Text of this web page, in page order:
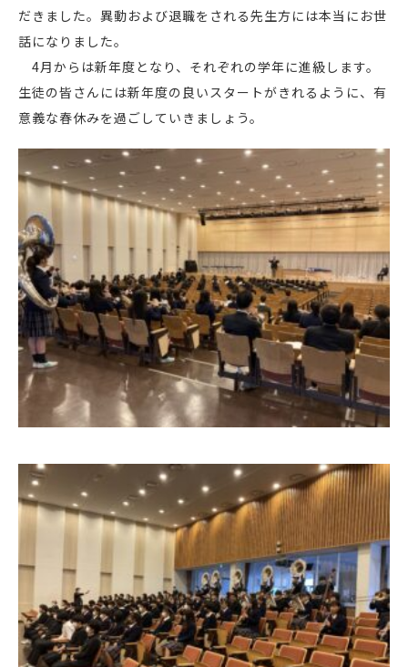
だきました。異動および退職をされる先生方には本当にお世
話になりました。
4月からは新年度となり、それぞれの学年に進級します。
生徒の皆さんには新年度の良いスタートがきれるように、有
意義な春休みを過ごしていきましょう。